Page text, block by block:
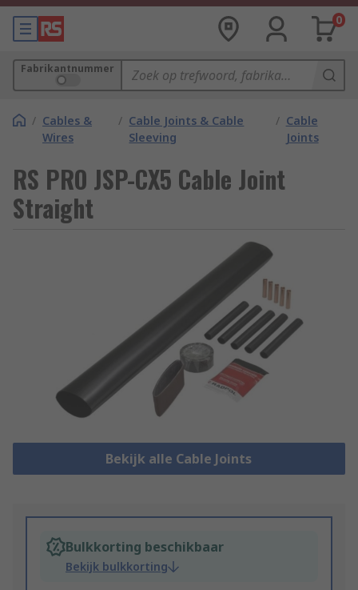
0
Fabrikantnummer
/ Cables &
Wires
/ Cable Joints & Cable
Sleeving
/ Cable
Joints
RS PRO JSP-CX5 Cable Joint
Straight
Bekijk alle Cable Joints
Bulkkorting beschikbaar
Bekijk bulkkorting